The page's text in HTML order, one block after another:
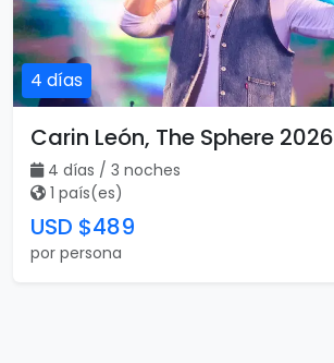
4 días
Carin León, The Sphere 2026
4 días / 3 noches
1 país(es)
USD $489
por persona